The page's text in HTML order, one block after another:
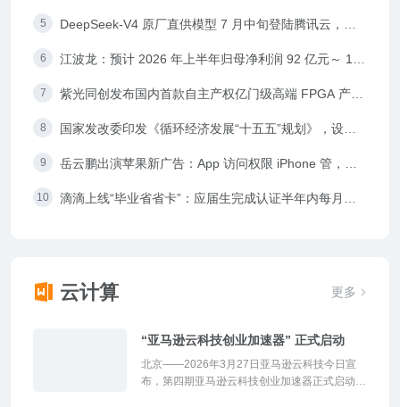
全职奶爸面对育儿挑战，12 月 23 日北美上映
DeepSeek-V4 原厂直供模型 7 月中旬登陆腾讯云，同
步引入峰谷定价机制
江波龙：预计 2026 年上半年归母净利润 92 亿元～ 110
亿元，同比预增 62204%~74394%
紫光同创发布国内首款自主产权亿门级高端 FPGA 产
品，采用 FinFET 工艺
国家发改委印发《循环经济发展“十五五”规划》，设定
2030 年资源产出率提升 16% 目标
岳云鹏出演苹果新广告：App 访问权限 iPhone 管，隐
私由你说了算
滴滴上线“毕业省省卡”：应届生完成认证半年内每月可
云计算 更多
“亚马逊云科技创业加速器” 正式启动
北京――2026年3月27日亚马逊云科技今日宣
布，第四期亚马逊云科技创业加速器正式启动。